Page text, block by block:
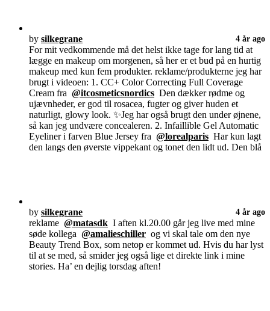
by silkegrane 4 år ago
For mit vedkommende må det helst ikke tage for lang tid at
lægge en makeup om morgenen, så her er et bud på en hurtig
makeup med kun fem produkter. reklame/produkterne jeg har
brugt i videoen: 1. CC+ Color Correcting Full Coverage
Cream fra @itcosmeticsnordics Den dækker rødme og
ujævnheder, er god til rosacea, fugter og giver huden et
naturligt, glowy look. ✨Jeg har også brugt den under øjnene,
så kan jeg undvære concealeren. 2. Infaillible Gel Automatic
Eyeliner i farven Blue Jersey fra @lorealparis Har kun lagt
den langs den øverste vippekant og tonet den lidt ud. Den blå
by silkegrane 4 år ago
reklame @matasdk I aften kl.20.00 går jeg live med mine
søde kollega @amalieschiller og vi skal tale om den nye
Beauty Trend Box, som netop er kommet ud. Hvis du har lyst
til at se med, så smider jeg også lige et direkte link i mine
stories. Ha’ en dejlig torsdag aften!